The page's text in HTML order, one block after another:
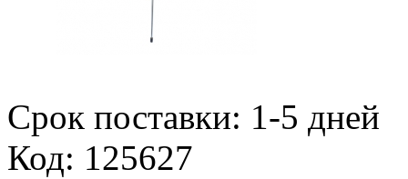
Срок поставки: 1-5 дней
Код: 125627